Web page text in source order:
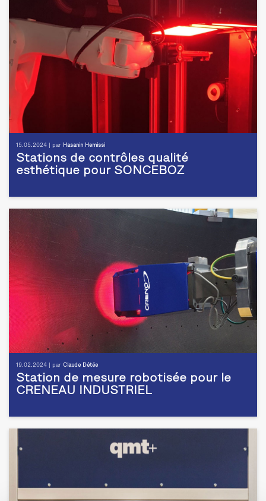
15.05.2024 | par Hasanin Hemissi
Stations de contrôles qualité
esthétique pour SONCEBOZ
19.02.2024 | par Claude Détée
Station de mesure robotisée pour le
CRENEAU INDUSTRIEL